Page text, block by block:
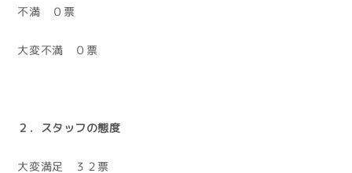
不満 ０票
大変不満 ０票
２．スタッフの態度
大変満足 ３２票